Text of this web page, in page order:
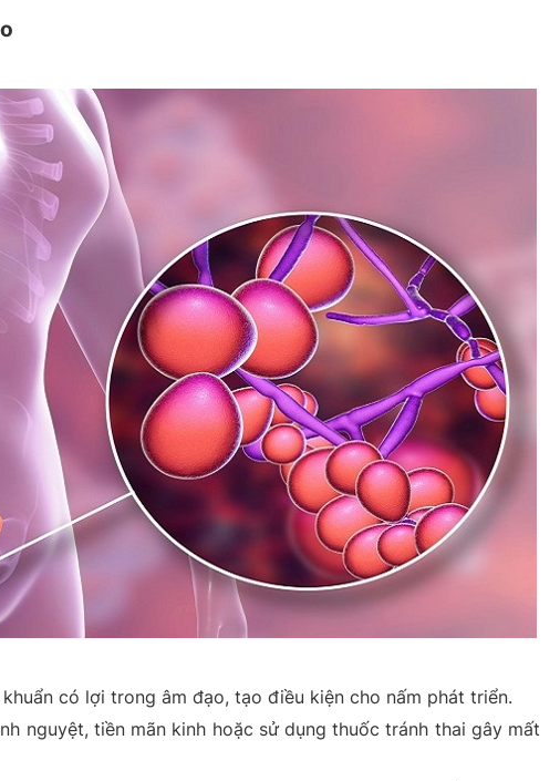
có lợi trong âm đạo, tạo điều kiện cho nấm phát triển.
nguyệt, tiền mãn kinh hoặc sử dụng thuốc tránh thai gây mất